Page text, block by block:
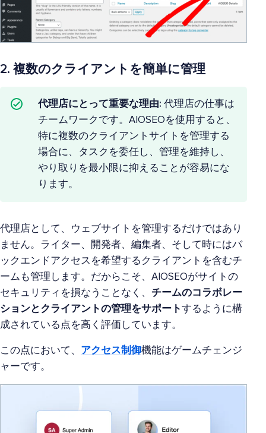
2. 複数のクライアントを簡単に管理
代理店にとって重要な理由: 代理店の仕事は
チームワークです。AIOSEOを使用すると、
特に複数のクライアントサイトを管理する
場合に、タスクを委任し、管理を維持し、
やり取りを最小限に抑えることが容易にな
ります。
代理店として、ウェブサイトを管理するだけではあり
ません。ライター、開発者、編集者、そして時にはバ
ックエンドアクセスを希望するクライアントを含むチ
ームも管理します。だからこそ、AIOSEOがサイトの
セキュリティを損なうことなく、 チームのコラボレー
ションとクライアントの管理をサポートするように構
成されている点を高く評価しています。
この点において、 アクセス制御機能はゲームチェンジ
ャーです。